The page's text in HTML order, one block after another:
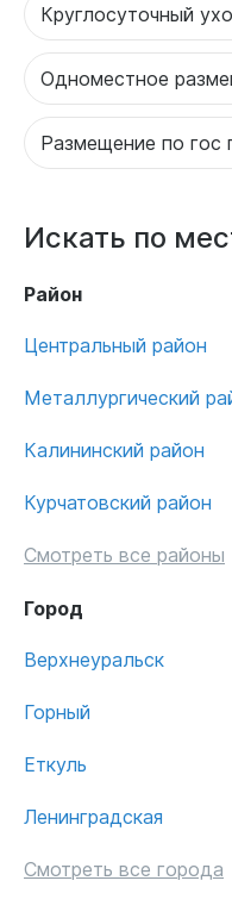
Круглосуточный
Одноместное
Размещение по гос
Искать по
Район
Центральный район
Металлургический
Калининский район
Курчатовский район
Смотреть все районы
Город
Верхнеуральск
Горный
Еткуль
Ленинградская
Смотреть все города